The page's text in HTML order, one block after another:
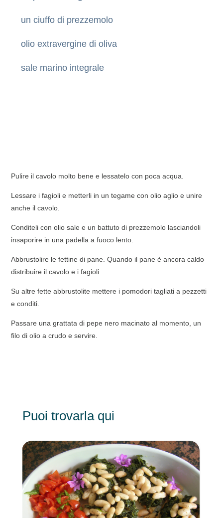
Pulire il cavolo molto bene e lessatelo con poca acqua.
Lessare i fagioli e metterli in un tegame con olio aglio e unire
anche il cavolo.
Conditeli con olio sale e un battuto di prezzemolo lasciandoli
insaporire in una padella a fuoco lento.
Abbrustolire le fettine di pane. Quando il pane è ancora caldo
distribuire il cavolo e i fagioli
Su altre fette abbrustolite mettere i pomodori tagliati a pezzetti
e conditi.
Passare una grattata di pepe nero macinato al momento, un
filo di olio a crudo e servire.
un ciuffo di prezzemolo
olio extravergine di oliva
sale marino integrale
Puoi trovarla qui